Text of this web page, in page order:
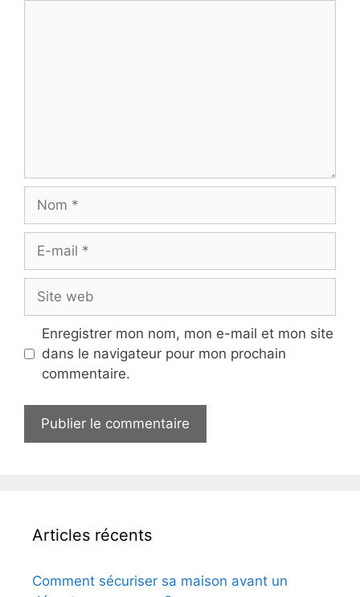
Nom
Site
web
Enregistrer mon nom, mon e-mail et mon site
dans le navigateur pour mon prochain
commentaire.
Articles récents
Comment sécuriser sa maison avant un